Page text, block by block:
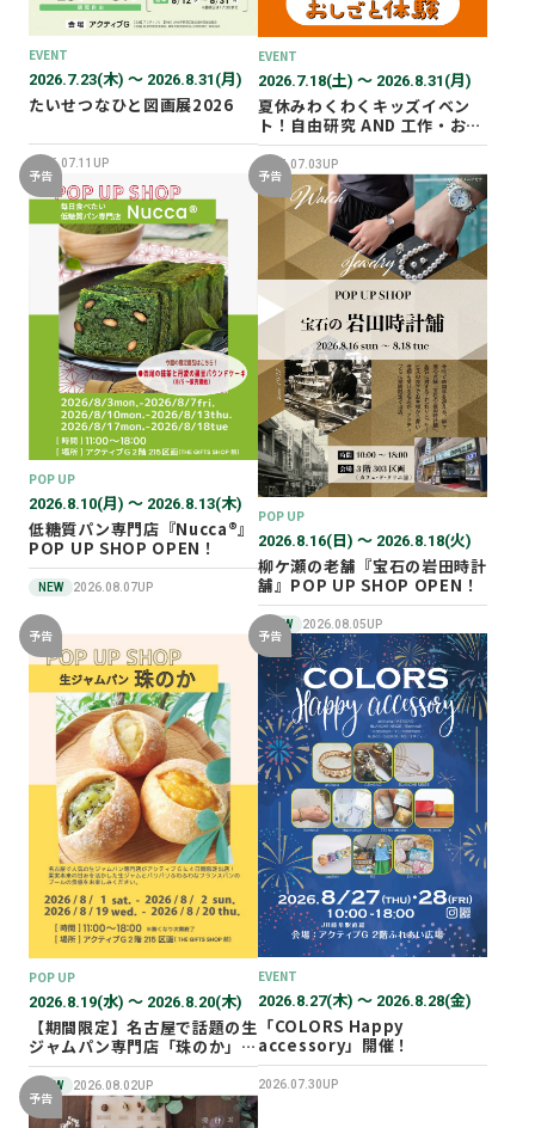
EVENT
2026.7.23(木) 〜 2026.8.31(月)
たいせつなひと図画展2026
2026.07.11UP
EVENT
2026.7.18(土) 〜 2026.8.31(月)
夏休みわくわくキッズイベン
ト！自由研究 AND 工作・おし
ごと体験！
2026.07.03UP
予告
POP UP
2026.8.10(月) 〜 2026.8.13(木)
低糖質パン専門店『Nucca®』
POP UP SHOP OPEN！
NEW 2026.08.07UP
予告
POP UP
2026.8.16(日) 〜 2026.8.18(火)
柳ケ瀬の老舗『宝石の岩田時計
舗』POP UP SHOP OPEN！
NEW 2026.08.05UP
予告
POP UP
2026.8.19(水) 〜 2026.8.20(木)
【期間限定】名古屋で話題の生
ジャムパン専門店「珠のか」
POP UP SHOP
NEW 2026.08.02UP
予告
EVENT
2026.8.27(木) 〜 2026.8.28(金)
「COLORS Happy
accessory」開催！
2026.07.30UP
予告